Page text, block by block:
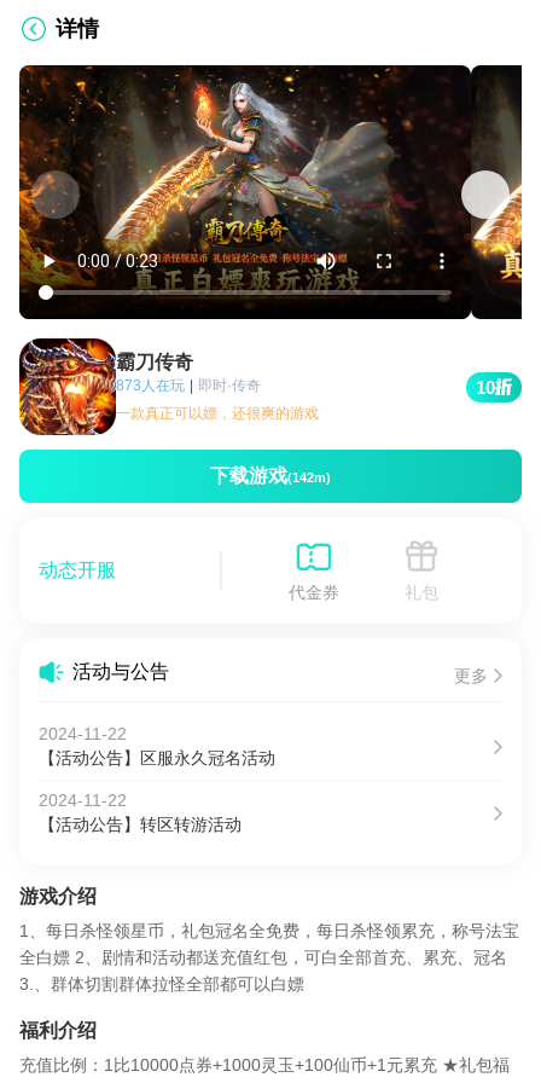
详情
霸刀传奇
873人在玩 | 即时·传奇
一款真正可以嫖，还很爽的游戏
10
下载游戏(142m)
动态开服
代金券 礼包
活动与公告 更多
2024-11-22
【活动公告】区服永久冠名活动
2024-11-22
【活动公告】转区转游活动
游戏介绍
1、每日杀怪领星币，礼包冠名全免费，每日杀怪领累充，称号法宝
全白嫖 2、剧情和活动都送充值红包，可白全部首充、累充、冠名
3.、群体切割群体拉怪全部都可以白嫖
福利介绍
充值比例：1比10000点券+1000灵玉+100仙币+1元累充 ★礼包福